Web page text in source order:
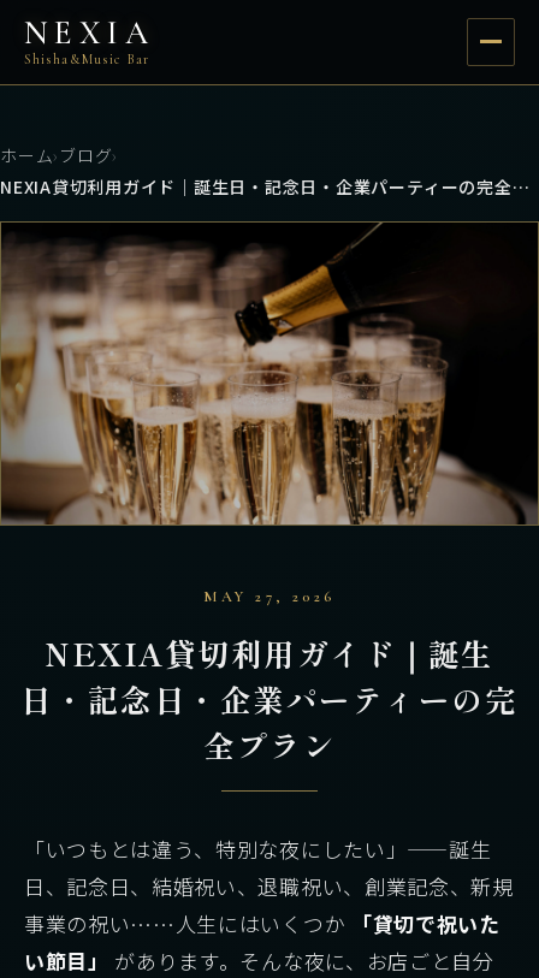
NEXIA
Shisha&Music Bar
ホーム› ブログ›
NEXIA貸切利用ガイド｜誕生日・記念日・企業パーティーの完全プラン
MAY 27, 2026
NEXIA貸切利用ガイド｜誕生
日・記念日・企業パーティーの完
全プラン
「いつもとは違う、特別な夜にしたい」——誕生
日、記念日、結婚祝い、退職祝い、創業記念、新規
事業の祝い……人生にはいくつか
「貸切で祝いた
い節目」
があります。そんな夜に、お店ごと自分